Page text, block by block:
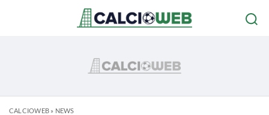
CALCIOWEB» NEWS